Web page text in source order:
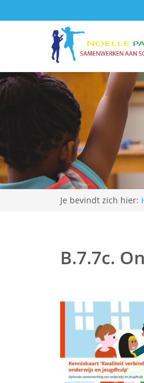
Je bevindt zich hier:
B.7.7c.